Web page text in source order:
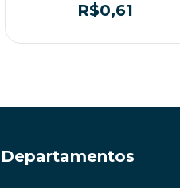
R$0,61
Departamentos